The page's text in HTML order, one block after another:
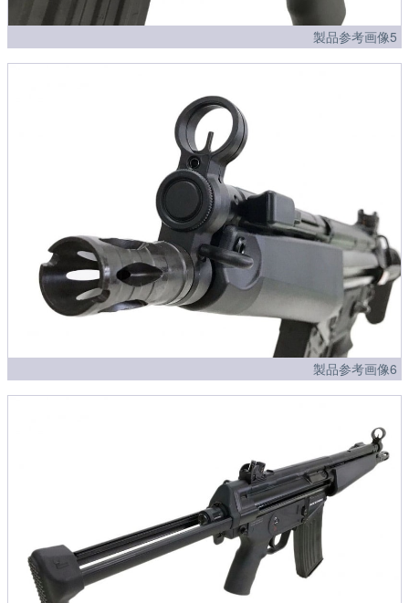
製品参考画像5
製品参考画像6